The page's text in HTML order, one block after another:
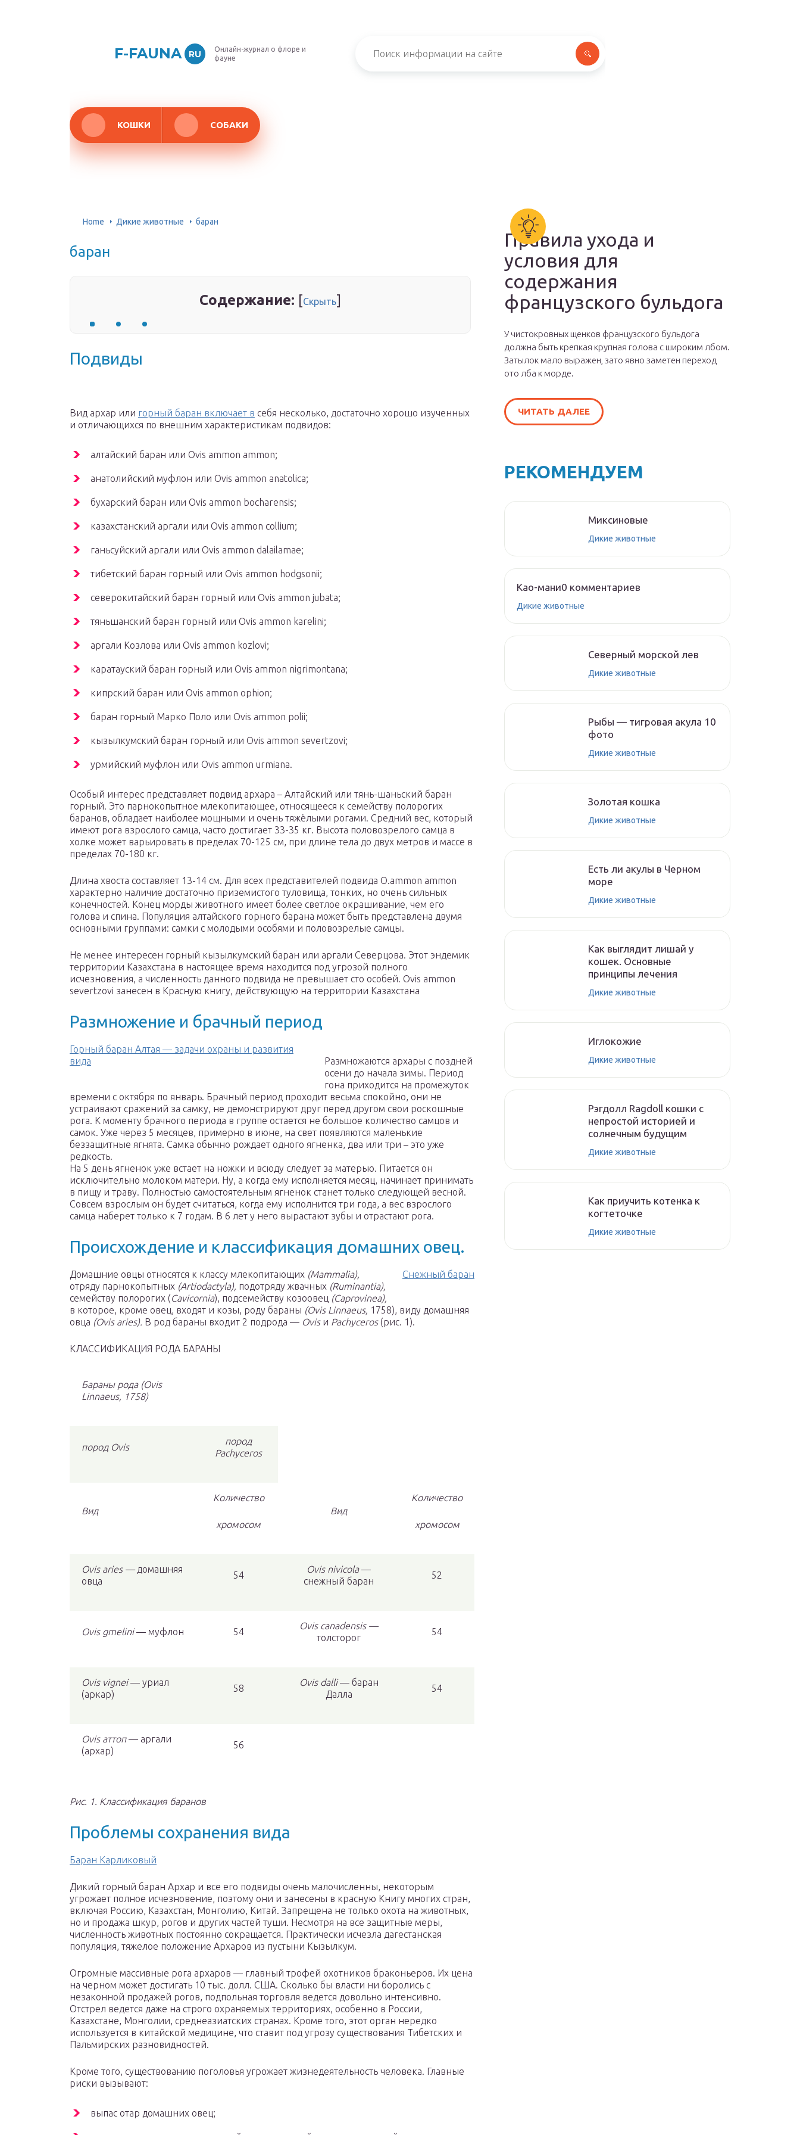
F-FAUNA RU
Онлайн-журнал о флоре и
фауне
КОШКИ СОБАКИ
Home Дикие животные баран
баран
Содержание: [Скрыть]
Подвиды
Вид архар или горный баран включает в себя несколько, достаточно хорошо изученных
и отличающихся по внешним характеристикам подвидов:
алтайский баран или Оvis аmmоn аmmоn;
анатолийский муфлон или Оvis аmmоn аnаtоliса;
бухарский баран или Оvis аmmоn bосhаrеnsis;
казахстанский аргали или Оvis аmmоn соllium;
ганьсуйский аргали или Оvis аmmоn dаlаilаmае;
тибетский баран горный или Оvis аmmоn hоdgsоnii;
северокитайский баран горный или Оvis аmmоn jubаtа;
тяньшанский баран горный или Оvis аmmоn kаrelini;
аргали Козлова или Оvis аmmоn kоzlоvi;
каратауский баран горный или Оvis аmmоn nigrimоntаnа;
кипрский баран или Оvis аmmоn орhiоn;
баран горный Марко Поло или Оvis аmmоn роlii;
кызылкумский баран горный или Оvis аmmоn sеvеrtzоvi;
урмийский муфлон или Оvis аmmоn urmiаnа.
Особый интерес представляет подвид архара – Алтайский или тянь-шаньский баран
горный. Это парнокопытное млекопитающее, относящееся к семейству полорогих
баранов, обладает наиболее мощными и очень тяжёлыми рогами. Средний вес, который
имеют рога взрослого самца, часто достигает 33-35 кг. Высота половозрелого самца в
холке может варьировать в пределах 70-125 см, при длине тела до двух метров и массе в
пределах 70-180 кг.
Длина хвоста составляет 13-14 см. Для всех представителей подвида О.аmmоn аmmоn
характерно наличие достаточно приземистого туловища, тонких, но очень сильных
конечностей. Конец морды животного имеет более светлое окрашивание, чем его
голова и спина. Популяция алтайского горного барана может быть представлена двумя
основными группами: самки с молодыми особями и половозрелые самцы.
Не менее интересен горный кызылкумский баран или аргали Северцова. Этот эндемик
территории Казахстана в настоящее время находится под угрозой полного
исчезновения, а численность данного подвида не превышает сто особей. Оvis аmmоn
sеvеrtzоvi занесен в Красную книгу, действующую на территории Казахстана
Размножение и брачный период
Горный баран Алтая — задачи охраны и развития
вида
Размножаются архары с поздней
осени до начала зимы. Период
гона приходится на промежуток
времени с октября по январь. Брачный период проходит весьма спокойно, они не
устраивают сражений за самку, не демонстрируют друг перед другом свои роскошные
рога. К моменту брачного периода в группе остается не большое количество самцов и
самок. Уже через 5 месяцев, примерно в июне, на свет появляются маленькие
беззащитные ягнята. Самка обычно рождает одного ягненка, два или три – это уже
редкость.
На 5 день ягненок уже встает на ножки и всюду следует за матерью. Питается он
исключительно молоком матери. Ну, а когда ему исполняется месяц, начинает принимать
в пищу и траву. Полностью самостоятельным ягненок станет только следующей весной.
Совсем взрослым он будет считаться, когда ему исполнится три года, а вес взрослого
самца наберет только к 7 годам. В 6 лет у него вырастают зубы и отрастают рога.
Происхождение и классификация домашних овец.
Снежный баран
Домашние овцы относятся к классу млекопитающих (Mammalia),
отряду парнокопытных (Artiodactyla), подотряду жвачных (Ruminantia),
семейству полорогих (Cavicornia), подсемейству козоовец (Caprovinea),
в которое, кроме овец, входят и козы, роду бараны (Ovis Linnaeus, 1758), виду домашняя
овца (Ovis aries). В род бараны входит 2 подрода — Ovisи Pachyceros(рис. 1).
КЛАССИФИКАЦИЯ РОДА БАРАНЫ
Бараны рода (Ovis
Linnaeus, 1758)
пород Ovis
пород
Pachyceros
Вид
Количество
хромосом
Вид
Количество
хромосом
Ovis aries —домашняя
овца
54
Ovis nivicola—
снежный баран
52
Ovis gmelini— муфлон 54
Ovis canadensis —
толсторог
54
Ovis vignei— уриал
(аркар)
58
Ovis dalli— баран
Далла
54
Ovis аттоп— аргали
(архар)
56
Рис. 1. Классификация баранов
Проблемы сохранения вида
Баран Карликовый
Дикий горный баран Архар и все его подвиды очень малочисленны, некоторым
угрожает полное исчезновение, поэтому они и занесены в красную Книгу многих стран,
включая Россию, Казахстан, Монголию, Китай. Запрещена не только охота на животных,
но и продажа шкур, рогов и других частей туши. Несмотря на все защитные меры,
численность животных постоянно сокращается. Практически исчезла дагестанская
популяция, тяжелое положение Архаров из пустыни Кызылкум.
Огромные массивные рога архаров — главный трофей охотников браконьеров. Их цена
на черном может достигать 10 тыс. долл. США. Сколько бы власти ни боролись с
незаконной продажей рогов, подпольная торговля ведется довольно интенсивно.
Отстрел ведется даже на строго охраняемых территориях, особенно в России,
Казахстане, Монголии, среднеазиатских странах. Кроме того, этот орган нередко
используется в китайской медицине, что ставит под угрозу существования Тибетских и
Пальмирских разновидностей.
Кроме того, существованию поголовья угрожает жизнедеятельность человека. Главные
риски вызывают:
выпас отар домашних овец;
Правила ухода и
условия для
содержания
французского бульдога
У чистокровных щенков французского бульдога
должна быть крепкая крупная голова с широким лбом.
Затылок мало выражен, зато явно заметен переход
ото лба к морде.
ЧИТАТЬ ДАЛЕЕ
РЕКОМЕНДУЕМ
Миксиновые
Дикие животные
Као-мани0 комментариев
Дикие животные
Северный морской лев
Дикие животные
Рыбы — тигровая акула 10
фото
Дикие животные
Золотая кошка
Дикие животные
Есть ли акулы в Черном
море
Дикие животные
Как выглядит лишай у
кошек. Основные
принципы лечения
Дикие животные
Иглокожие
Дикие животные
Рэгдолл Ragdoll кошки с
непростой историей и
солнечным будущим
Дикие животные
Как приучить котенка к
когтеточке
Дикие животные